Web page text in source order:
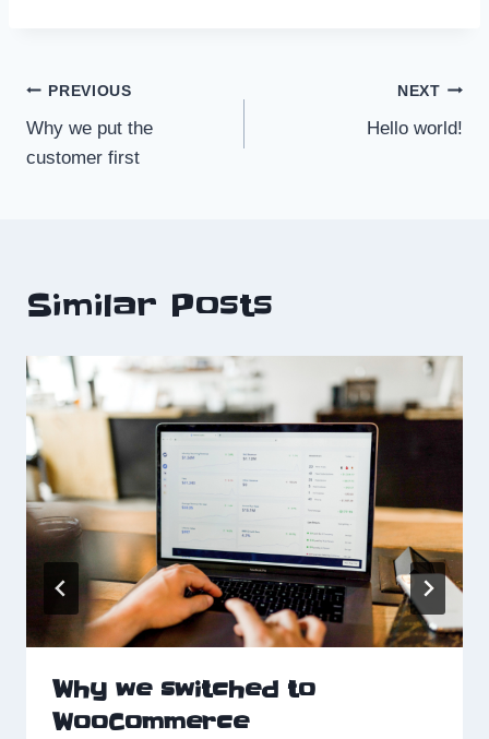
Post
navigation
PREVIOUS
Why we put the
customer first
NEXT
Hello world!
Similar Posts
Why we switched to
WooCommerce